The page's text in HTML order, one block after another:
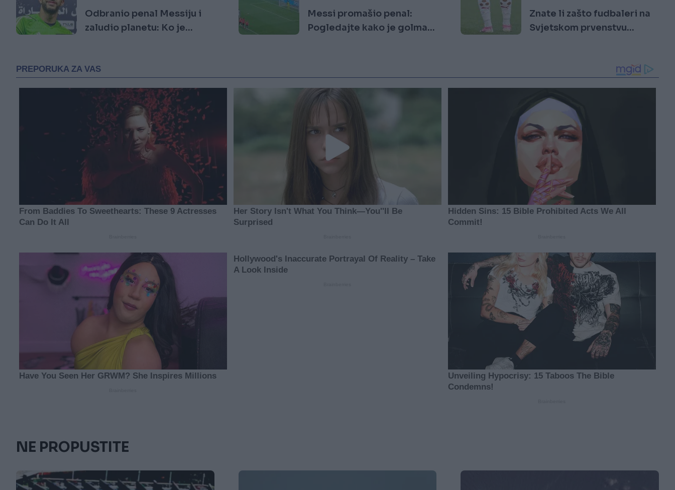
Odbranio penal Messiju i
zaludio planetu: Ko je
Messi promašio penal:
Pogledajte kako je golman
Znate li zašto fudbaleri na
Svjetskom prvenstvu
NE PROPUSTITE